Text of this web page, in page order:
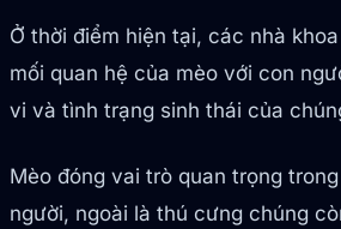
Ở thời điểm hiện tại, các nhà
mối quan hệ của mèo với con
vi và tình trạng sinh thái của
Mèo đóng vai trò quan trọng
người, ngoài là thú cưng chúng